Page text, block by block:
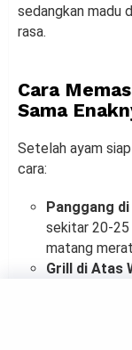
sedangkan madu
rasa.
Cara
Sama
Setelah ayam
cara:
Panggang di
sekitar 20-25
matang
Grill di Atas